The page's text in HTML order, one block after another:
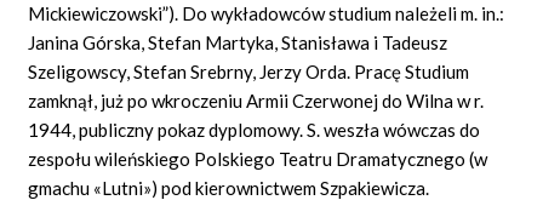
Mickiewiczowski”). Do wykładowców studium należeli m. in.:
Janina Górska, Stefan Martyka, Stanisława i Tadeusz
Szeligowscy, Stefan Srebrny, Jerzy Orda. Pracę Studium
zamknął, już po wkroczeniu Armii Czerwonej do Wilna w r.
1944, publiczny pokaz dyplomowy. S. weszła wówczas do
zespołu wileńskiego Polskiego Teatru Dramatycznego (w
gmachu «Lutni») pod kierownictwem Szpakiewicza.